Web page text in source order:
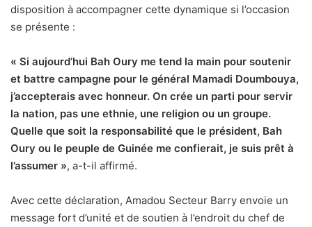
disposition à accompagner cette dynamique si l’occasion
se présente :
« Si aujourd’hui Bah Oury me tend la main pour soutenir
et battre campagne pour le général Mamadi Doumbouya,
j’accepterais avec honneur. On crée un parti pour servir
la nation, pas une ethnie, une religion ou un groupe.
Quelle que soit la responsabilité que le président, Bah
Oury ou le peuple de Guinée me confierait, je suis prêt à
l’assumer », a-t-il affirmé.
Avec cette déclaration, Amadou Secteur Barry envoie un
message fort d’unité et de soutien à l’endroit du chef de